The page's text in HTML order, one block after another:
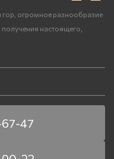
гор, огромное разнообразие
настоящего,
47